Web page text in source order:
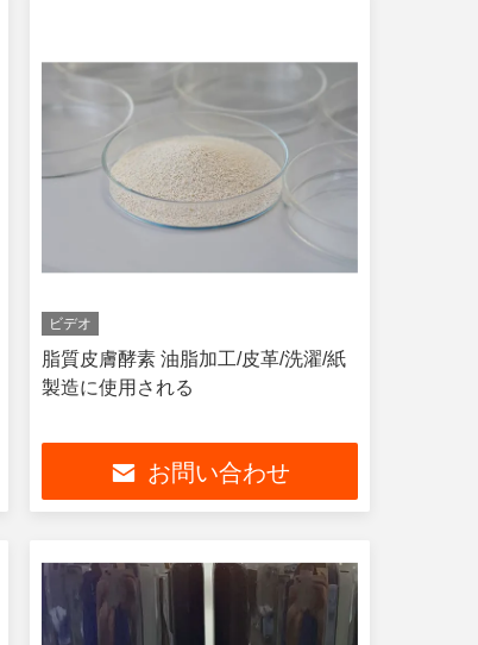
ビデオ
脂質皮膚酵素 油脂加工/皮革/洗濯/紙
製造に使用される
お問い合わせ